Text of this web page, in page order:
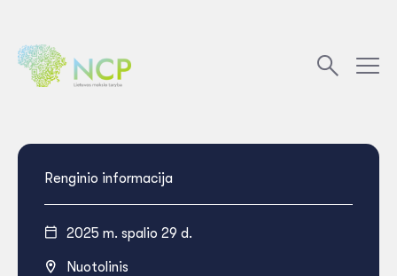
Renginio informacija
2025 m. spalio 29 d.
Nuotolinis